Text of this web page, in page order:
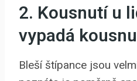
2. Kousnutí u
vypadá
Bleší štípance jsou